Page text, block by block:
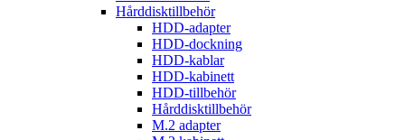
Hårddisktillbehör
HDD-adapter
HDD-dockning
HDD-kablar
HDD-kabinett
HDD-tillbehör
Hårddisktillbehör
M.2 adapter